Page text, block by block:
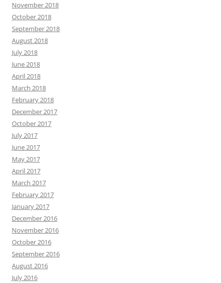
November 2018
October 2018
September 2018
August 2018
July 2018
June 2018
April 2018
March 2018
February 2018
December 2017
October 2017
July 2017
June 2017
May 2017
April 2017
March 2017
February 2017
January 2017
December 2016
November 2016
October 2016
September 2016
August 2016
July 2016